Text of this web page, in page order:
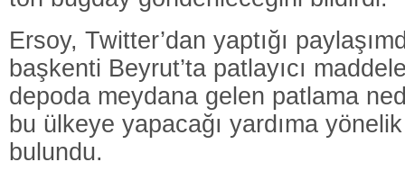
Ersoy, Twitter’dan yaptığı
başkenti Beyrut’ta patlayıcı
depoda meydana gelen patlama
bu ülkeye yapacağı yardıma
bulundu.